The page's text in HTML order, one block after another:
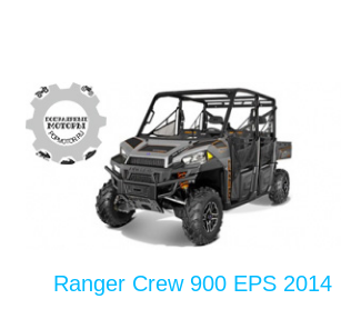
Ranger Crew 900 EPS 2014